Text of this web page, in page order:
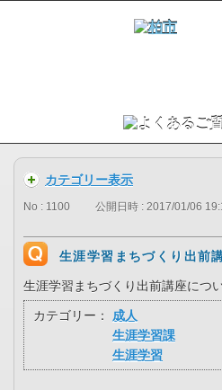
カテゴリー表示
No : 1100 公開日時 : 2017/01/06
生涯学習まちづくり出前
生涯学習まちづくり出前講座につ
カテゴリー：
成人
生涯学習課
生涯学習